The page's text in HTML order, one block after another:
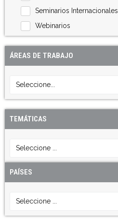
Seminarios Internacionales
Webinarios
ÁREAS DE TRABAJO
Seleccione...
TEMÁTICAS
Seleccione ...
PAÍSES
Seleccione ...